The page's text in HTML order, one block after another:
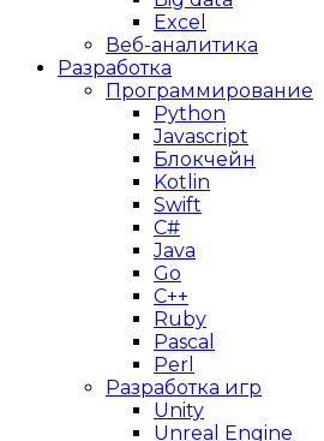
Excel
Веб-аналитика
Разработка
Программирование
Python
Javascript
Блокчейн
Kotlin
Swift
C#
Java
Go
C++
Ruby
Pascal
Perl
Разработка игр
Unity
Unreal Engine